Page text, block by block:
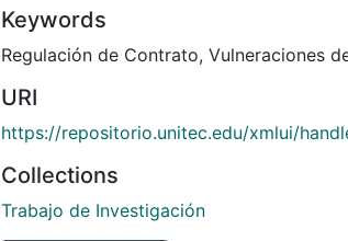
Keywords
Regulación de Contrato, Vulneraciones
URI
https://repositorio.unitec.edu/xmlui/
Collections
Trabajo de Investigación